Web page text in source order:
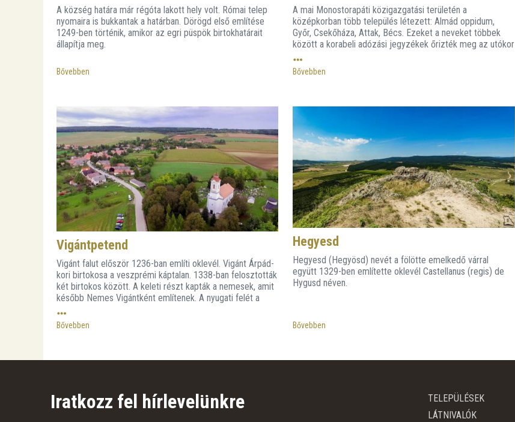
A község határa már régóta lakott hely volt. Római telep
nyomaira is bukkantak a határban. Dörögd első említése
1249-ben történik, amikor az egri püspök birtokhatárait
állapítja meg.
Bővebben
A mai Monostorapáti közigazgatási területén a
középkorban több település létezett: Almád oppidum,
Győr, Csekőháza, Attak, Bécs. Ezeket a neveket többek
között a korabeli adózási jegyzékek őrizték meg az utókor
számára.
Bővebben
Vigántpetend
Vigánt falut először 1236-ban említi oklevél. Vigánt Árpád-
kori birtokosa a veszprémi káptalan. 1338-ban felosztották
két birtokos között. A keleti részt kapták a nemesek, amit
később Nemes Vigántként említenek. A nyugati felét a
káptalan kapta.
Bővebben
Hegyesd
Hegyesd (Hegyösd) nevét a fölötte emelkedő várral
együtt 1329-ben említette oklevél Castellanus (regis) de
Hygusd néven.
Bővebben
Iratkozz fel hírlevelünkre
TELEPÜLÉSEK
LÁTNIVALÓK